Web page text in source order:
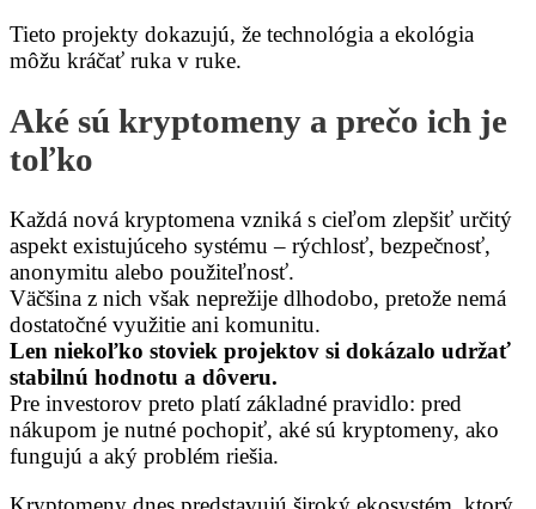
Tieto projekty dokazujú, že technológia a ekológia
môžu kráčať ruka v ruke.
Aké sú kryptomeny a prečo ich je
toľko
Každá nová kryptomena vzniká s cieľom zlepšiť určitý
aspekt existujúceho systému – rýchlosť, bezpečnosť,
anonymitu alebo použiteľnosť.
Väčšina z nich však neprežije dlhodobo, pretože nemá
dostatočné využitie ani komunitu.
Len niekoľko stoviek projektov si dokázalo udržať
stabilnú hodnotu a dôveru.
Pre investorov preto platí základné pravidlo: pred
nákupom je nutné pochopiť, aké sú kryptomeny, ako
fungujú a aký problém riešia.